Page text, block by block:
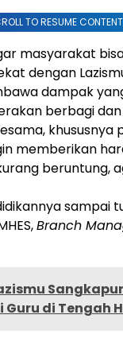
TO RESUME CONTENT
masyarakat
dengan
dampak
berbagi
khususnya
memberikan
beruntung,
sampai
Branch
di Tengah